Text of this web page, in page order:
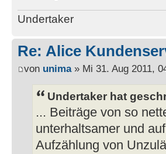
Undertaker
Re: Alice
von unima» Mi 31. Aug 2011,
Undertaker hat
... Beiträge von so
unterhaltsamer und
Aufzählung von